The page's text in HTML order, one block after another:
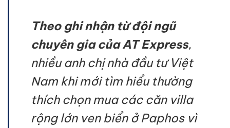
Theo ghi nhận từ đội ngũ
chuyên gia của AT Express,
nhiều anh chị nhà đầu tư Việt
Nam khi mới tìm hiểu thường
thích chọn mua các căn villa
rộng lớn ven biển ở Paphos vì